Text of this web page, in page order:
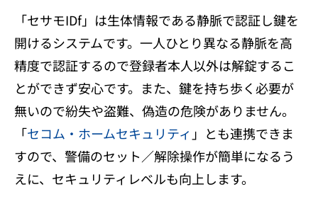
「セサモIDf」は生体情報である静脈で認証し鍵を
開けるシステムです。一人ひとり異なる静脈を高
精度で認証するので登録者本人以外は解錠するこ
とができず安心です。また、鍵を持ち歩く必要が
無いので紛失や盗難、偽造の危険がありません。
「セコム・ホームセキュリティ 」とも連携できま
すので、警備のセット／解除操作が簡単になるう
えに、セキュリティレベルも向上します。